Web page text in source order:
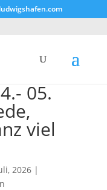
05.
viel
2026|